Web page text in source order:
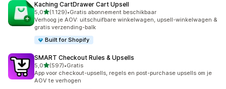
Kaching CartDrawer Cart Upsell
5,0van 5 sterren
(1.129)
1129 recensies in totaal
•Gratis abonnement beschikbaar
Verhoog je AOV: uitschuifbare winkelwagen, upsell-winkelwagen &
gratis verzending-balk
Built for Shopify
SMART Checkout Rules & Upsells
5,0van 5 sterren
(597)
597 recensies in totaal
•Gratis
App voor checkout-upsells, regels en post-purchase upsells om je
AOV te verhogen